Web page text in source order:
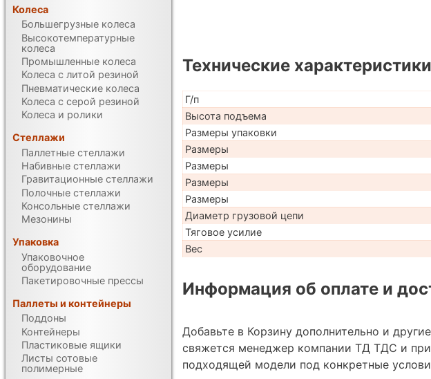
Технические характеристики
Г/п
Высота подъема
Размеры упаковки
Размеры
Размеры
Размеры
Размеры
Диаметр грузовой цепи
Тяговое усилие
Вес
Информация об оплате и
Добавьте в Корзину дополнительно и
свяжется менеджер компании ТД ТДС и
подходящей модели под конкретные
Колеса
Большегрузные колеса
Высокотемпературные
колеса
Промышленные колеса
Колеса с литой резиной
Пневматические колеса
Колеса с серой резиной
Колеса и ролики
Стеллажи
Паллетные стеллажи
Набивные стеллажи
Гравитационные стеллажи
Полочные стеллажи
Консольные стеллажи
Мезонины
Упаковка
Упаковочное
оборудование
Пакетировочные прессы
Паллеты и контейнеры
Поддоны
Контейнеры
Пластиковые ящики
Листы сотовые
полимерные